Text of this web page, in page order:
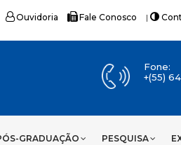
Ouvidoria Fale Conosco |
Fone:
+(55)
GRADUAÇÃO PESQUISA